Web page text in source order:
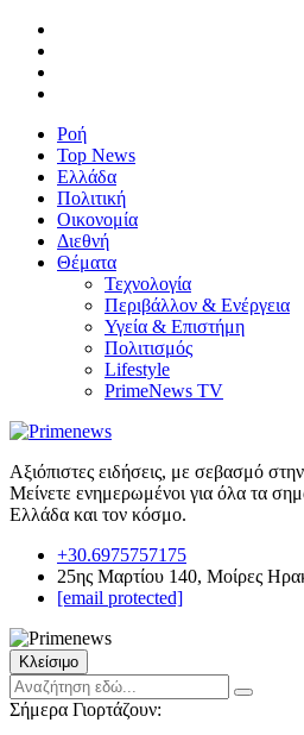
Ροή
Top News
Ελλάδα
Πολιτική
Οικονομία
Διεθνή
Θέματα
Τεχνολογία
Περιβάλλον & Ενέργεια
Υγεία & Επιστήμη
Πολιτισμός
Lifestyle
PrimeNews TV
Αξιόπιστες ειδήσεις, με σεβασμό
Μείνετε ενημερωμένοι για όλα τα
Ελλάδα και τον κόσμο.
+30.6975757175
25ης Μαρτίου 140, Μοίρες
[email protected]
Κλείσιμο
Σήμερα Γιορτάζουν: